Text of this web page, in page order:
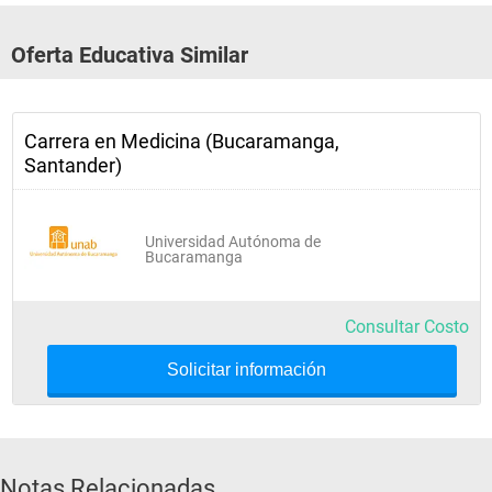
Sexto Semestre
PSICOPATOLOGÍA
PROPEDÉUTICA
FARMACOLOGÍA Y TERAPÉUTICA
SALUD MENTAL MEDICINA  INTERNA
Oferta Educativa Similar
Carrera en Medicina (Bucaramanga,
Santander)
Universidad Autónoma de
Bucaramanga
Consultar Costo
Solicitar información